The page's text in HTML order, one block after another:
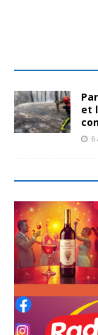
et
6